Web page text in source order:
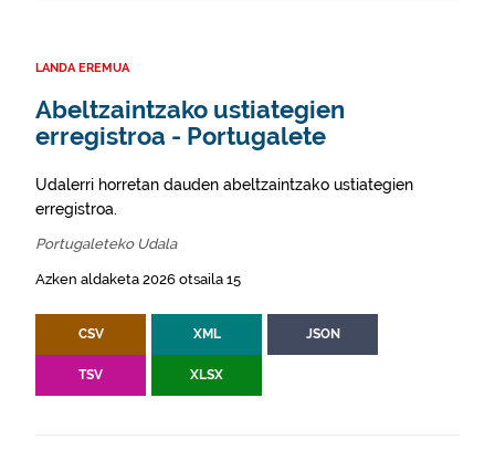
LANDA EREMUA
Abeltzaintzako ustiategien
erregistroa - Portugalete
Udalerri horretan dauden abeltzaintzako ustiategien
erregistroa.
Portugaleteko Udala
Azken aldaketa 2026 otsaila 15
CSV XML JSON
TSV XLSX